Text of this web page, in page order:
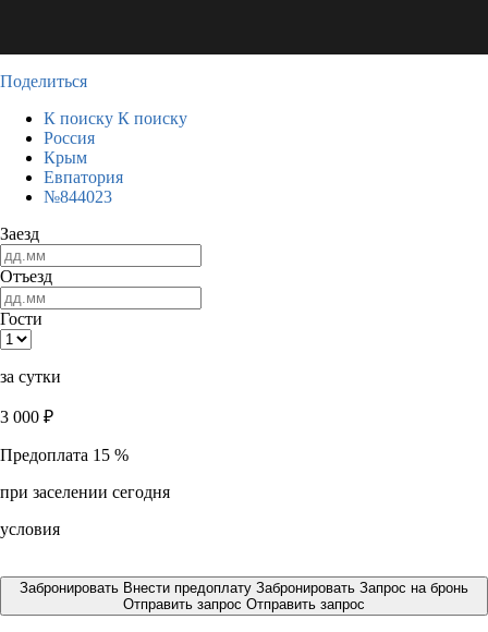
Поделиться
К поиску К поиску
Россия
Крым
Евпатория
№844023
Заезд
Отъезд
Гости
за сутки
3 000 ₽
Предоплата 15 %
при заселении сегодня
условия
Забронировать Внести предоплату Забронировать Запрос на бронь
Отправить запрос Отправить запрос